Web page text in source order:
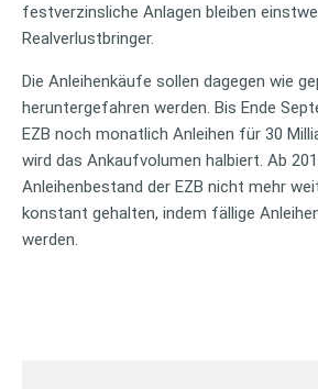
festverzinsliche Anlagen bleiben
Realverlustbringer.
Die Anleihenkäufe sollen dagegen wie
heruntergefahren werden. Bis Ende
EZB noch monatlich Anleihen für 30
wird das Ankaufvolumen halbiert. Ab
Anleihenbestand der EZB nicht mehr
konstant gehalten, indem fällige
werden.